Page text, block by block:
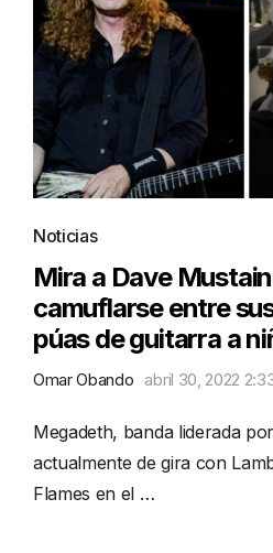
Noticias
Mira a Dave
camuflarse entre
púas de guitarra a
Omar Obando abril 30, 2022
Megadeth, banda liderada
actualmente de gira con
Flames en el …